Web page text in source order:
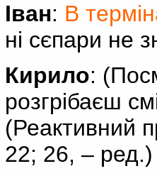
Іван: В
ні сєпари не
Кирило:
розгрібаєш
(Реактивний
22; 26, –